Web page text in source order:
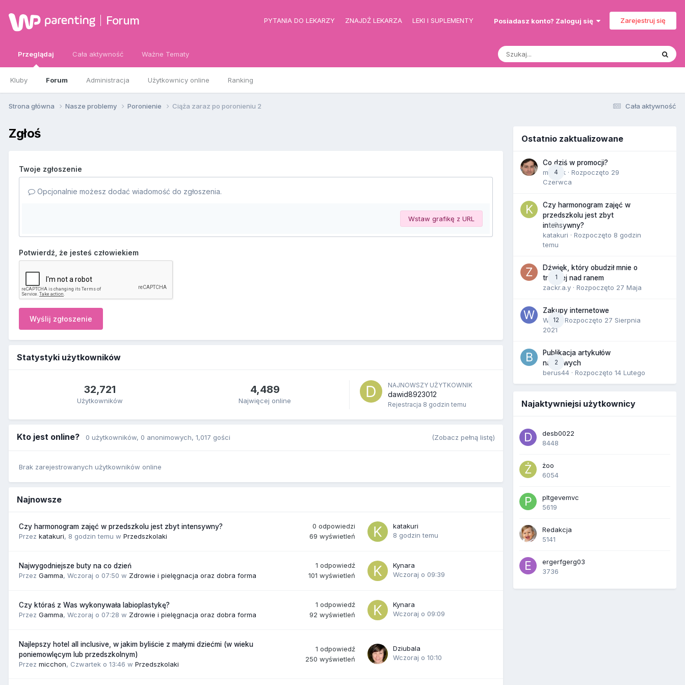
Forum PYTANIA DO LEKARZY ZNAJDŹ LEKARZA LEKI I SUPLEMENTY Posiadasz konto? Zaloguj się Zarejestruj się
Przeglądaj
Kluby Forum Administracja Użytkownicy online Ranking
Cała aktywność Ważne Tematy
Cała aktywność
Strona główna Nasze problemy Poronienie Ciąża zaraz po poronieniu 2
Zgłoś
Twoje zgłoszenie
Opcjonalnie możesz dodać wiadomość do zgłoszenia.
Wstaw grafikę z URL
Potwierdź, że jesteś człowiekiem
Wyślij zgłoszenie
Statystyki użytkowników
32,721
Użytkowników
4,489
Najwięcej online
NAJNOWSZY UŻYTKOWNIK
dawid8923012
Rejestracja 8 godzin temu
Kto jest online? 0 użytkowników, 0 anonimowych, 1,017 gości (Zobacz pełną listę)
Brak zarejestrowanych użytkowników online
Najnowsze
Czy harmonogram zajęć w przedszkolu jest zbyt intensywny?
Przez katakuri, 8 godzin temu w Przedszkolaki
0 odpowiedzi
69 wyświetleń
katakuri
8 godzin temu
Najwygodniejsze buty na co dzień
Przez Gamma, Wczoraj o 07:50 w Zdrowie i pielęgnacja oraz dobra forma
1 odpowiedź
101 wyświetleń
Kynara
Wczoraj o 09:39
Czy któraś z Was wykonywała labioplastykę?
Przez Gamma, Wczoraj o 07:28 w Zdrowie i pielęgnacja oraz dobra forma
1 odpowiedź
92 wyświetleń
Kynara
Wczoraj o 09:09
Najlepszy hotel all inclusive, w jakim byliście z małymi dziećmi (w wieku
poniemowlęcym lub przedszkolnym)
Przez micchon, Czwartek o 13:46 w Przedszkolaki
1 odpowiedź
250 wyświetleń
Dziubala
Wczoraj o 10:10
Ostatnio zaktualizowane
4
Co dziś w promocji?
maciek · Rozpoczęto 29
Czerwca
0
Czy harmonogram zajęć w
przedszkolu jest zbyt
intensywny?
katakuri · Rozpoczęto 8 godzin
temu
1
Dźwięk, który obudził mnie o
trzeciej nad ranem
zackr.a.y · Rozpoczęto 27 Maja
12
Zakupy internetowe
Wula · Rozpoczęto 27 Sierpnia
2021
2
Publikacja artykułów
naukowych
berus44 · Rozpoczęto 14 Lutego
Najaktywniejsi użytkownicy
desb0022
8448
żoo
6054
pltgevemvc
5619
Redakcja
5141
ergerfgerg03
3736